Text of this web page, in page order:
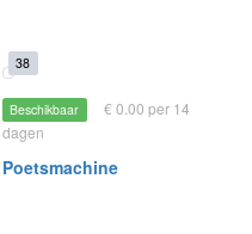
38
Beschikbaar
€ 0.00 per 14
dagen
Poetsmachine